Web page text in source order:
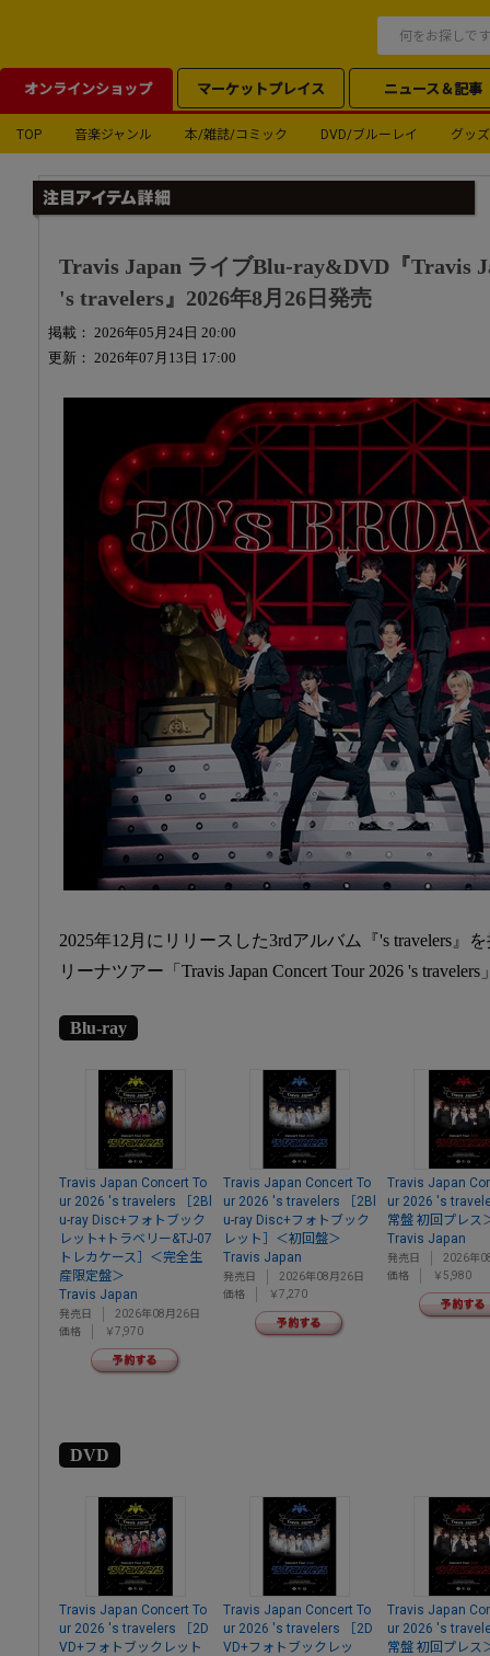
オンラインショップ マーケットプレイス ニュース＆記事
TOP 音楽ジャンル 本/雑誌/コミック DVD/ブルーレイ グッズ
Travis Japan ライブBlu-ray&DVD『Travis
's travelers』2026年8月26日発売
掲載： 2026年05月24日 20:00
更新： 2026年07月13日 17:00
2025年12月にリリースした3rdアルバム『's travelers』
リーナツアー「Travis Japan Concert Tour 2026 's
Blu-ray
Travis Japan Concert To
ur 2026 's travelers ［2Bl
u-ray Disc+フォトブック
レット+トラベリー&TJ-07
トレカケース］＜完全生
産限定盤＞
Travis Japan
発売日
2026年08月26日
価格
￥7,970
Travis Japan Concert To
ur 2026 's travelers ［2Bl
u-ray Disc+フォトブック
レット］＜初回盤＞
Travis Japan
発売日
2026年08月26日
価格
￥7,270
Travis Japan
ur 2026 's
常盤 初回プレス
Travis Japan
発売日
2026年
価格
￥5,980
DVD
Travis Japan Concert To
ur 2026 's travelers ［2D
VD+フォトブックレット
Travis Japan Concert To
ur 2026 's travelers ［2D
VD+フォトブックレッ
Travis Japan
ur 2026 's
常盤 初回プレス